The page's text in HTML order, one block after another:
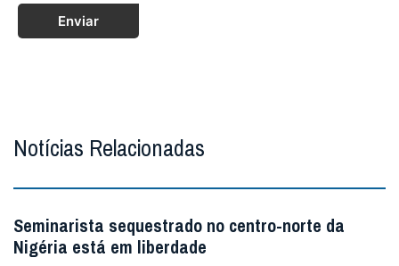
Enviar
Notícias Relacionadas
Seminarista sequestrado no centro-norte da
Nigéria está em liberdade